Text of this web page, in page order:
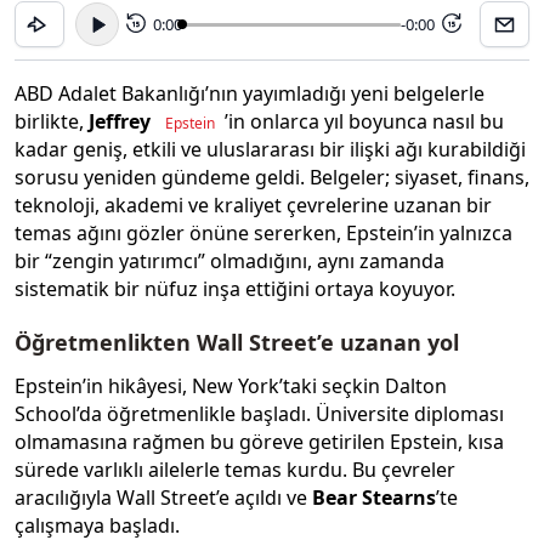
15 0:00 -0:00 15
ABD Adalet Bakanlığı’nın yayımladığı yeni belgelerle
birlikte, Jeffrey Epstein ’in onlarca yıl boyunca nasıl bu
kadar geniş, etkili ve uluslararası bir ilişki ağı kurabildiği
sorusu yeniden gündeme geldi. Belgeler; siyaset, finans,
teknoloji, akademi ve kraliyet çevrelerine uzanan bir
temas ağını gözler önüne sererken, Epstein’in yalnızca
bir “zengin yatırımcı” olmadığını, aynı zamanda
sistematik bir nüfuz inşa ettiğini ortaya koyuyor.
Öğretmenlikten Wall Street’e uzanan yol
Epstein’in hikâyesi, New York’taki seçkin Dalton
School’da öğretmenlikle başladı. Üniversite diploması
olmamasına rağmen bu göreve getirilen Epstein, kısa
sürede varlıklı ailelerle temas kurdu. Bu çevreler
aracılığıyla Wall Street’e açıldı ve Bear Stearns’te
çalışmaya başladı.